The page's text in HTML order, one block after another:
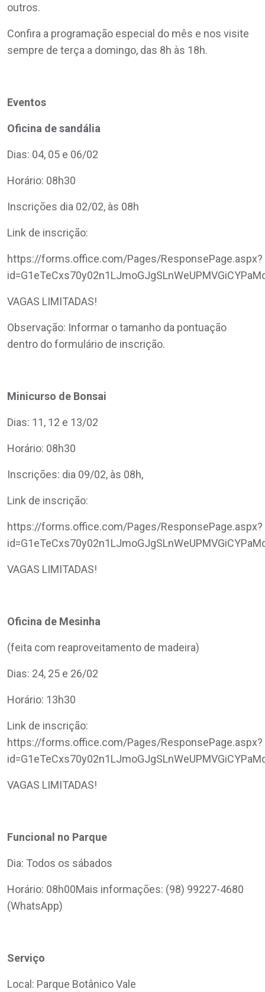
outros.
Confira a programação especial do mês e nos visite
sempre de terça a domingo, das 8h às 18h.
Eventos
Oficina de sandália
Dias: 04, 05 e 06/02
Horário: 08h30
Inscrições dia 02/02, às 08h
Link de inscrição:
https://forms.office.com/Pages/ResponsePage.aspx?
VAGAS LIMITADAS!
Observação: Informar o tamanho da pontuação
dentro do formulário de inscrição.
Minicurso de Bonsai
Dias: 11, 12 e 13/02
Horário: 08h30
Inscrições: dia 09/02, às 08h,
Link de inscrição:
https://forms.office.com/Pages/ResponsePage.aspx?
VAGAS LIMITADAS!
Oficina de Mesinha
(feita com reaproveitamento de madeira)
Dias: 24, 25 e 26/02
Horário: 13h30
Link de inscrição:
https://forms.office.com/Pages/ResponsePage.aspx?
VAGAS LIMITADAS!
Funcional no Parque
Dia: Todos os sábados
Horário: 08h00Mais informações: (98) 99227-4680
(WhatsApp)
Serviço
Local: Parque Botânico Vale